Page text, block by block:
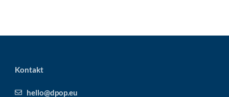
Kontakt
hello@dpop.eu